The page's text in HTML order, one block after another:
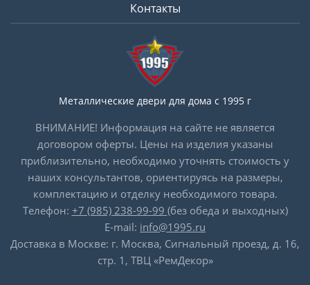
Контакты
Металлические двери для дома с 1995 г
ВНИМАНИЕ! Информация на сайте не является
договором оферты. Цены на изделия указаны
приблизительно, необходимо уточнять стоимость у
наших консультантов, ориентируясь на размеры,
комплектацию и отделку необходимого товара.
Телефон: +7 (985) 238-99-99 (без обеда и выходных)
E-mail: info@1995.ru
Доставка в Москве: г. Москва, Сигнальный проезд, д. 16,
стр. 1, ТВЦ «РемДекор»